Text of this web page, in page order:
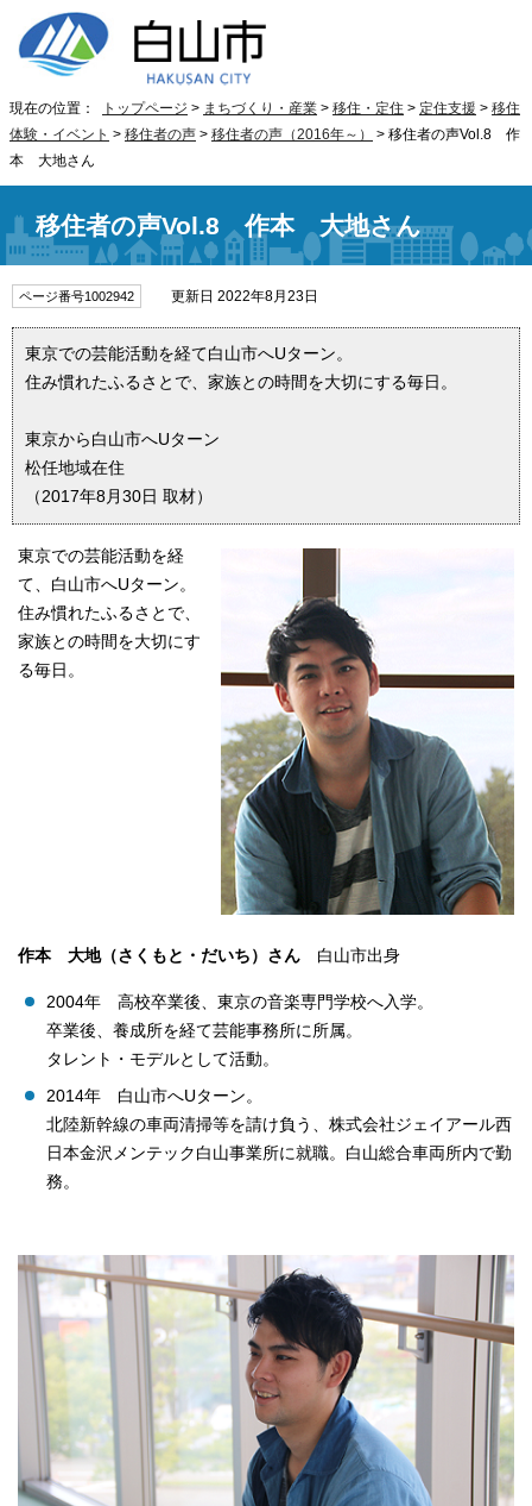
現在の位置： トップページ > まちづくり・産業 > 移住・定住 > 定住支援 > 移住
体験・イベント > 移住者の声 > 移住者の声（2016年～）
> 移住者の声Vol.8 作
本 大地さん
移住者の声Vol.8 作本 大地さん
ページ番号1002942 更新日 2022年8月23日
東京での芸能活動を経て白山市へUターン。
住み慣れたふるさとで、家族との時間を大切にする毎日。
東京から白山市へUターン
松任地域在住
（2017年8月30日 取材）
東京での芸能活動を経
て、白山市へUターン。
住み慣れたふるさとで、
家族との時間を大切にす
る毎日。
作本 大地（さくもと・だいち）さん 白山市出身
2004年 高校卒業後、東京の音楽専門学校へ入学。
卒業後、養成所を経て芸能事務所に所属。
タレント・モデルとして活動。
2014年 白山市へUターン。
北陸新幹線の車両清掃等を請け負う、株式会社ジェイアール西
日本金沢メンテック白山事業所に就職。白山総合車両所内で勤
務。